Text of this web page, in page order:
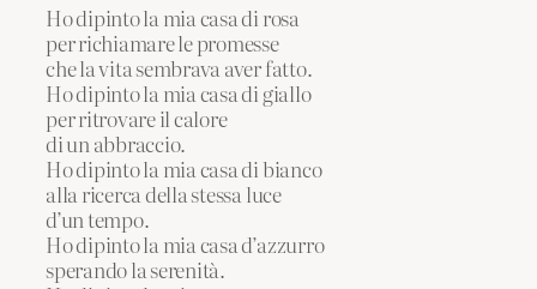
Ho dipinto la mia casa di rosa
per richiamare le promesse
che la vita sembrava aver fatto.
Ho dipinto la mia casa di giallo
per ritrovare il calore
di un abbraccio.
Ho dipinto la mia casa di bianco
alla ricerca della stessa luce
d’un tempo.
Ho dipinto la mia casa d’azzurro
sperando la serenità.